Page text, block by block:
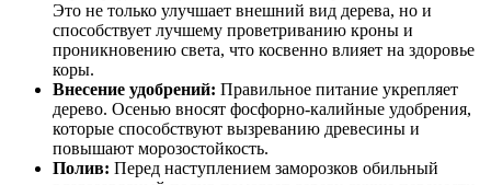
Это не только улучшает внешний вид дерева, но и
способствует лучшему проветриванию кроны и
проникновению света, что косвенно влияет на здоровье
коры.
Внесение удобрений: Правильное питание укрепляет
дерево. Осенью вносят фосфорно-калийные удобрения,
которые способствуют вызреванию древесины и
повышают морозостойкость.
Полив: Перед наступлением заморозков обильный